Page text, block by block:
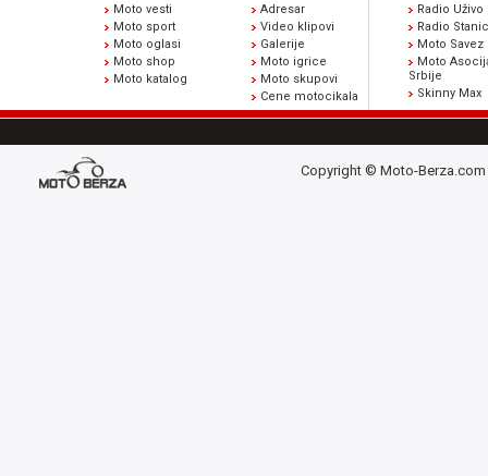
Moto vesti
Moto sport
Moto oglasi
Moto shop
Moto katalog
Adresar
Video klipovi
Galerije
Moto igrice
Moto skupovi
Cene motocikala
Radio Uživo
Radio
Moto Savez
Moto
Srbije
Skinny Max
Copyright © Moto-Berza.com